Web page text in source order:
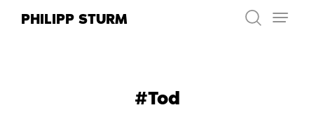
InhaltPHILIPP STURM
#Tod